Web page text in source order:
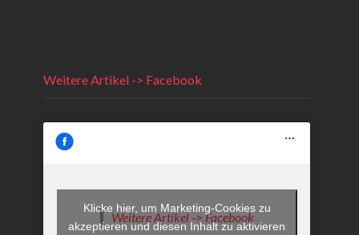
Weitere Artikel -> Facebook
Weitere Artikel -> Facebook
Klicke hier, um Marketing-Cookies zu
akzeptieren und diesen Inhalt zu aktivieren